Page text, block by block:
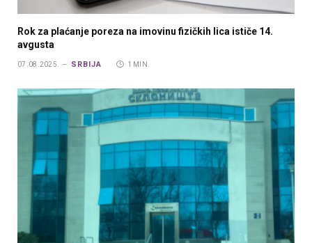
Rok za plaćanje poreza na imovinu fizičkih lica ističe 14.
avgusta
07.08.2025. SRBIJA 1 MIN.